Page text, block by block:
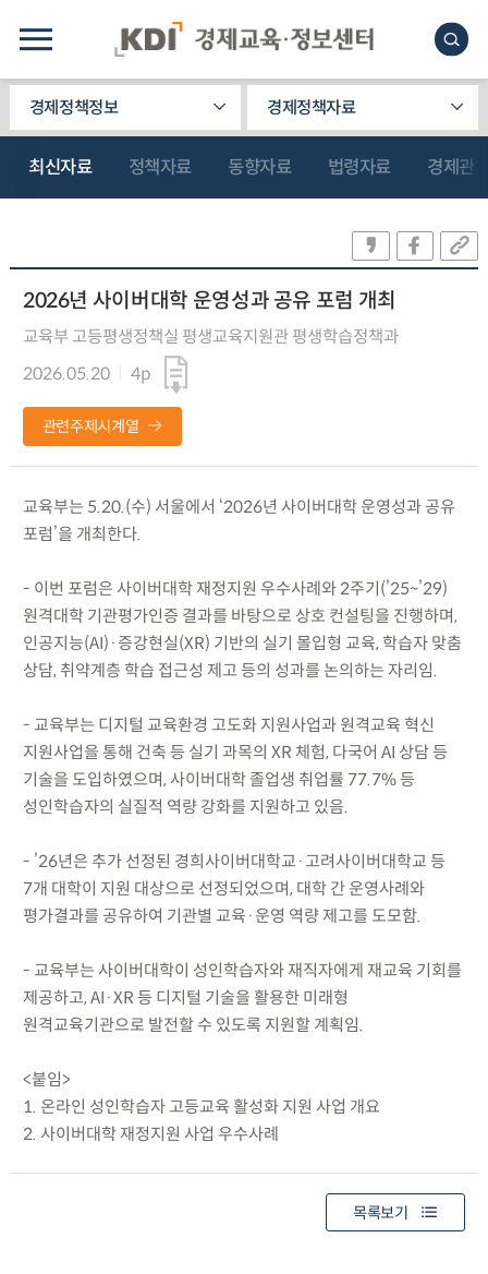
경제정책정보 경제정책자료
최신자료 정책자료 동향자료 법령자료 경제관
2026년 사이버대학 운영성과 공유 포럼 개최
교육부 고등평생정책실 평생교육지원관 평생학습정책과
2026.05.20
4p
관련주제시계열
교육부는 5.20.(수) 서울에서 ‘2026년 사이버대학 운영성과 공유
포럼’을 개최한다.
- 이번 포럼은 사이버대학 재정지원 우수사례와 2주기(’25~’29)
원격대학 기관평가인증 결과를 바탕으로 상호 컨설팅을 진행하며,
인공지능(AI)·증강현실(XR) 기반의 실기 몰입형 교육, 학습자 맞춤
상담, 취약계층 학습 접근성 제고 등의 성과를 논의하는 자리임.
- 교육부는 디지털 교육환경 고도화 지원사업과 원격교육 혁신
지원사업을 통해 건축 등 실기 과목의 XR 체험, 다국어 AI 상담 등
기술을 도입하였으며, 사이버대학 졸업생 취업률 77.7% 등
성인학습자의 실질적 역량 강화를 지원하고 있음.
- ’26년은 추가 선정된 경희사이버대학교·고려사이버대학교 등
7개 대학이 지원 대상으로 선정되었으며, 대학 간 운영사례와
평가결과를 공유하여 기관별 교육·운영 역량 제고를 도모함.
- 교육부는 사이버대학이 성인학습자와 재직자에게 재교육 기회를
제공하고, AI·XR 등 디지털 기술을 활용한 미래형
원격교육기관으로 발전할 수 있도록 지원할 계획임.
<붙임>
1. 온라인 성인학습자 고등교육 활성화 지원 사업 개요
2. 사이버대학 재정지원 사업 우수사례
목록보기